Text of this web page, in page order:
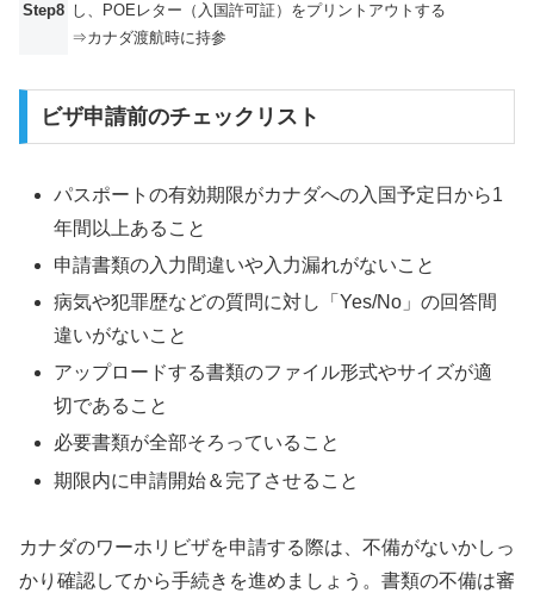
Step8 し、POEレター（入国許可証）をプリントアウトする
⇒カナダ渡航時に持参
ビザ申請前のチェックリスト
パスポートの有効期限がカナダへの入国予定日から1
年間以上あること
申請書類の入力間違いや入力漏れがないこと
病気や犯罪歴などの質問に対し「Yes/No」の回答間
違いがないこと
アップロードする書類のファイル形式やサイズが適
切であること
必要書類が全部そろっていること
期限内に申請開始＆完了させること
カナダのワーホリビザを申請する際は、不備がないかしっ
かり確認してから手続きを進めましょう。書類の不備は審